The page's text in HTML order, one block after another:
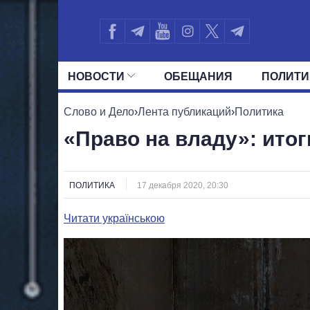
НОВОСТИ ОБЕЩАНИЯ
ВСЕ ПОЛИТИКИ ПРЕЗИДЕНТ И
Слово и Дело›Лента публикаций›Политика
«Право на владу»:
ПОЛИТИКА 17 декабря 2020, 20:30
Читати українською